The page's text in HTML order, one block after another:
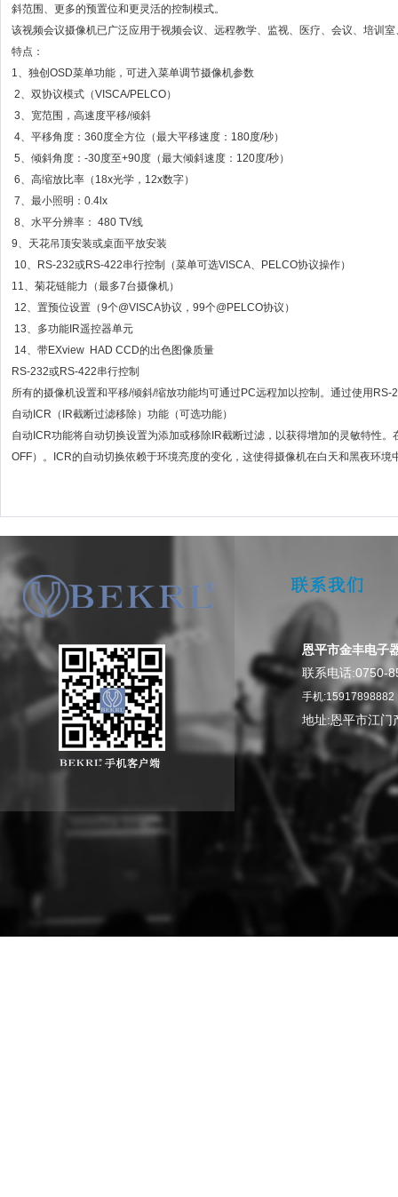
斜范围、更多的预置位和更灵活的控制模式。
该视频会议摄像机已广泛应用于视频会议、远程教学、监视、医疗、会议、培训
特点：
1、独创OSD菜单功能，可进入菜单调节摄像机参数
2、双协议模式（VISCA/PELCO）
3、宽范围，高速度平移/倾斜
4、平移角度：360度全方位（最大平移速度：180度/秒）
5、倾斜角度：-30度至+90度（最大倾斜速度：120度/秒）
6、高缩放比率（18x光学，12x数字）
7、最小照明：0.4lx
8、水平分辨率： 480 TV线
9、天花吊顶安装或桌面平放安装
10、RS-232或RS-422串行控制（菜单可选VISCA、PELCO协议操作）
11、菊花链能力（最多7台摄像机）
12、置预位设置（9个@VISCA协议，99个@PELCO协议）
13、多功能IR遥控器单元
14、带EXview HAD CCD的出色图像质量
RS-232或RS-422串行控制
所有的摄像机设置和平移/倾斜/缩放功能均可通过PC远程加以控制。通过使用
自动ICR（IR截断过滤移除）功能（可选功能）
自动ICR功能将自动切换设置为添加或移除IR截断过滤，以获得增加的灵敏特性
OFF）。ICR的自动切换依赖于环境亮度的变化，这使得摄像机在白天和黑夜环境
恩平市金丰电子
联系电话:0750-
手机:15917898882
地址:恩平市江门